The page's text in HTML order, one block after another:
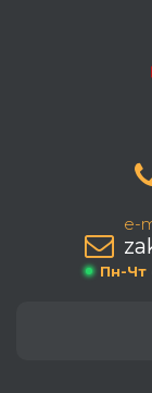
e-
Пн-Чт